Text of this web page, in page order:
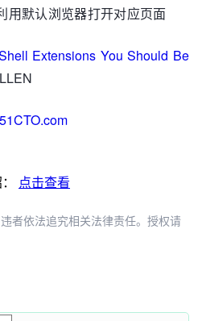
用默认浏览器打开对应页面
Extensions You Should Be
51CTO.com
点击查看
者依法追究相关法律责任。授权请